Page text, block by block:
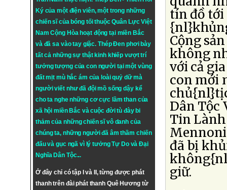
Ký của một điện viên, một trong những
chiến sĩ của bóng tối thuộc Quân Lực Việt
Nam Cộng Hòa hoạt động tại miền Bắc
và đã sa vào tay giặc. Thép Đen phơi bày
tất cả những sự thật kinh khiếp vượt trí
tưởng tượng của con người tại một vùng
đất mịt mù hắc ám của loài quỷ dữ mà
người viết như đã đội mồ sống dậy kể
cho ta nghe những cơ cực lầm than của
xã hội miền Bắc và cuộc đời tù đày bi
thảm của những chiến sĩ vô danh của
chúng ta, những người đã âm thầm chiến
đấu và gục ngã vì lý tưởngTự DovàĐại
Nghĩa Dân Tộc...
Ở đây chỉ có tập I và II, từng được phát
thanh trên đài phát thanh Quê Hương từ
tín đồ tới
Cộng
không
với cả
con mới
Dân Tộc
Tin
đã bị
giữ.